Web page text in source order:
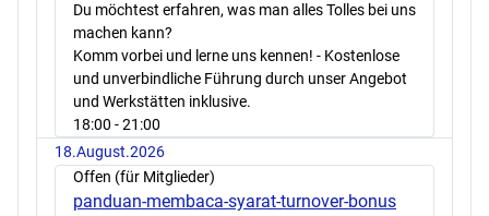
Du möchtest erfahren, was man alles Tolles bei uns
machen kann?
Komm vorbei und lerne uns kennen! - Kostenlose
und unverbindliche Führung durch unser Angebot
und Werkstätten inklusive.
18:00 - 21:00
18.August.2026
Offen (für Mitglieder)
panduan-membaca-syarat-turnover-bonus